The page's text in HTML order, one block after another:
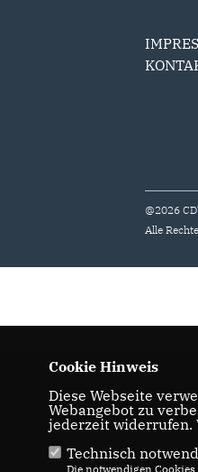
@2026
Alle
Cookie Hinweis
Diese Webseite
Webangebot zu
jederzeit widerrufen.
Technisch
Die notwendigen